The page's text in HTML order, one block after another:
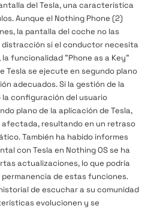
del Tesla, una característica
Aunque el Nothing Phone (2)
la pantalla del coche no las
distracción si el conductor necesita
funcionalidad "Phone as a Key"
Tesla se ejecute en segundo plano
adecuados. Si la gestión de la
configuración del usuario
plano de la aplicación de Tesla,
resultando en un retraso
También ha habido informes
con Tesla en Nothing OS se ha
actualizaciones, lo que podría
de estas funciones.
de escuchar a su comunidad
evolucionen y se